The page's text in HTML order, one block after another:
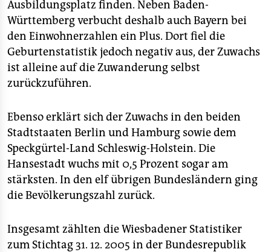
Ausbildungsplatz finden. Neben Baden-
Württemberg verbucht deshalb auch Bayern bei
den Einwohnerzahlen ein Plus. Dort fiel die
Geburtenstatistik jedoch negativ aus, der Zuwachs
ist alleine auf die Zuwanderung selbst
zurückzuführen.
Ebenso erklärt sich der Zuwachs in den beiden
Stadtstaaten Berlin und Hamburg sowie dem
Speckgürtel-Land Schleswig-Holstein. Die
Hansestadt wuchs mit 0,5 Prozent sogar am
stärksten. In den elf übrigen Bundesländern ging
die Bevölkerungszahl zurück.
Insgesamt zählten die Wiesbadener Statistiker
zum Stichtag 31. 12. 2005 in der Bundesrepublik